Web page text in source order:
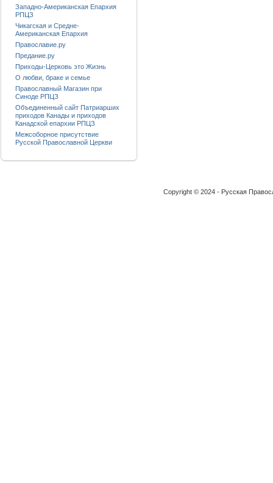
Западно-Американская Епархия
РПЦЗ
Чикагская и Средне-
Американская Епархия
Православие.ру
Предание.ру
Приходы-Церковь это Жизнь
О любви, браке и семье
Православный Магазин при
Синоде РПЦЗ
Объединенный сайт Патриарших
приходов Канады и приходов
Канадской епархии РПЦЗ
Межсоборное присутствие
Русской Православной Церкви
Copyright © 2024 - Русская